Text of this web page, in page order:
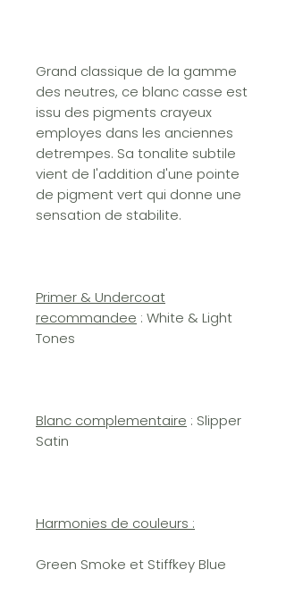
Grand classique de la gamme
des neutres, ce blanc casse est
issu des pigments crayeux
employes dans les anciennes
detrempes. Sa tonalite subtile
vient de l'addition d'une pointe
de pigment vert qui donne une
sensation de stabilite.
Primer & Undercoat
recommandee : White & Light
Tones
Blanc complementaire : Slipper
Satin
Harmonies de couleurs :
Green Smoke et Stiffkey Blue